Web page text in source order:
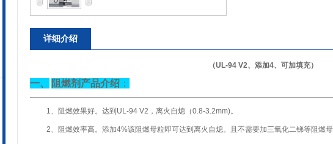
详细介绍
（UL-94 V2、添加4、可加填充）
一、 阻燃剂 产品介绍 ：
1、阻燃效果好。达到 UL-94 V2 ，离火自熄（0.8-3.2mm)。
2、阻燃效率高。添加4%该阻燃母粒即可达到离火自熄。且不需要加三氧化二锑等阻燃